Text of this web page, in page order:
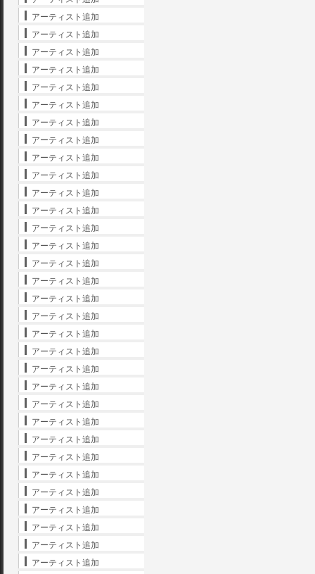
アーティスト追加
アーティスト追加
アーティスト追加
アーティスト追加
アーティスト追加
アーティスト追加
アーティスト追加
アーティスト追加
アーティスト追加
アーティスト追加
アーティスト追加
アーティスト追加
アーティスト追加
アーティスト追加
アーティスト追加
アーティスト追加
アーティスト追加
アーティスト追加
アーティスト追加
アーティスト追加
アーティスト追加
アーティスト追加
アーティスト追加
アーティスト追加
アーティスト追加
アーティスト追加
アーティスト追加
アーティスト追加
アーティスト追加
アーティスト追加
アーティスト追加
アーティスト追加